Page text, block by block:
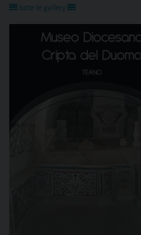
tutte le gallery